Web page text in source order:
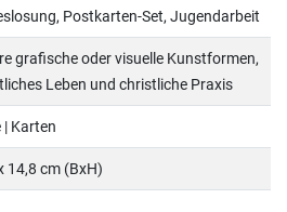
Postkarten-Set, Jugendarbeit
grafische oder visuelle Kunstformen,
Leben und christliche Praxis
| Karten
14,8 cm (BxH)